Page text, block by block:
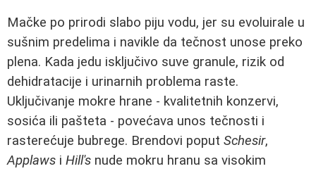
Mačke po prirodi slabo piju vodu, jer su evoluirale u
sušnim predelima i navikle da tečnost unose preko
plena. Kada jedu isključivo suve granule, rizik od
dehidratacije i urinarnih problema raste.
Uključivanje mokre hrane - kvalitetnih konzervi,
sosića ili pašteta - povećava unos tečnosti i
rasterećuje bubrege. Brendovi poput Schesir,
Applaws i Hill's nude mokru hranu sa visokim